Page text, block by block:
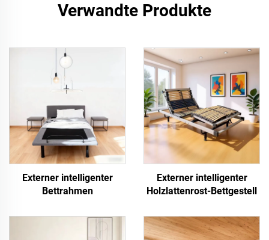
Verwandte Produkte
Externer intelligenter
Bettrahmen
Externer intelligenter
Holzlattenrost-Bettgestell